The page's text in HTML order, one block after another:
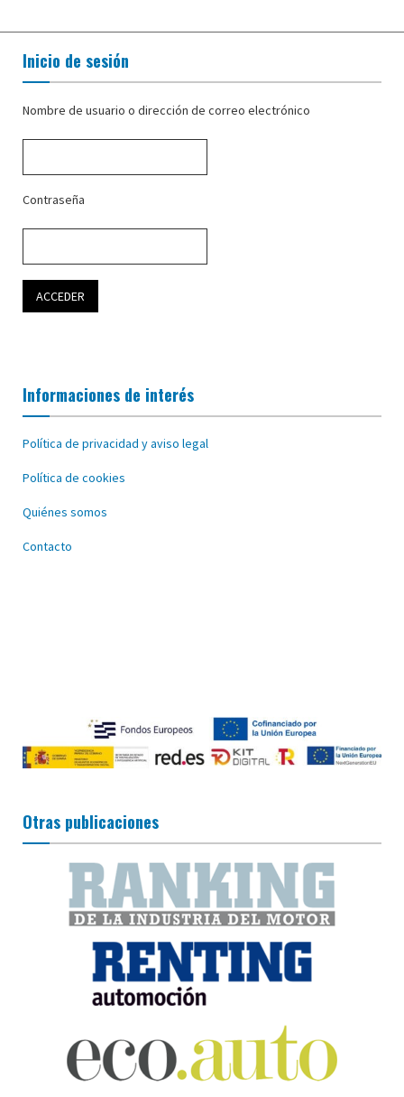
Inicio de sesión
Nombre de usuario o dirección de correo electrónico
Contraseña
Informaciones de interés
Política de privacidad y aviso legal
Política de cookies
Quiénes somos
Contacto
Otras publicaciones